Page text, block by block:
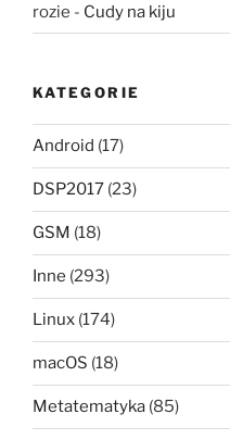
rozie - Cudy na kiju
KATEGORIE
Android (17)
DSP2017 (23)
GSM (18)
Inne (293)
Linux (174)
macOS (18)
Metatematyka (85)